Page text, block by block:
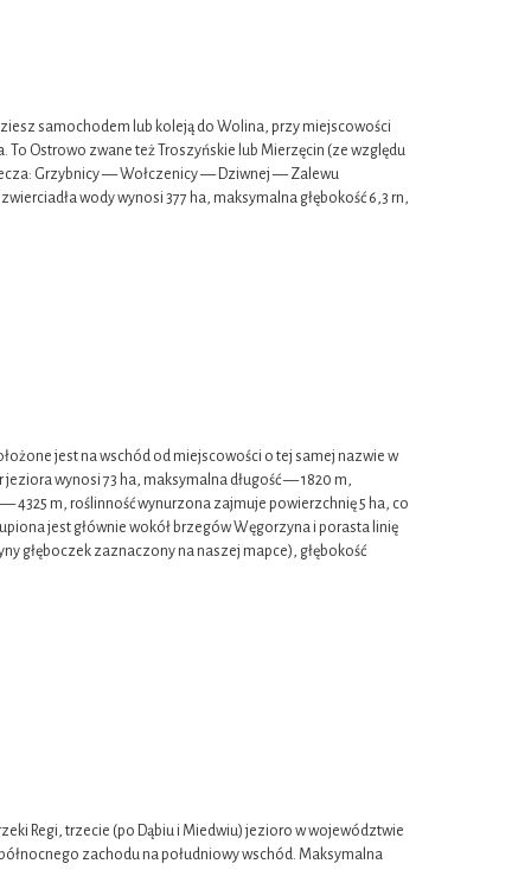
samochodem lub koleją do Wolina, przy miejscowości
Ostrowo zwane też Troszyńskie lub Mierzęcin (ze względu
Grzybnicy — Wołczenicy — Dziwnej — Zalewu
wody wynosi 377 ha, maksymalna głębokość 6,3 rn,
jest na wschód od miejscowości o tej samej nazwie w
wynosi 73 ha, maksymalna długość — 1820 m,
m, roślinność wynurzona zajmuje powierzchnię 5 ha, co
jest głównie wokół brzegów Węgorzyna i porasta linię
głęboczek zaznaczony na naszej mapce), głębokość
Regi, trzecie (po Dąbiu i Miedwiu) jezioro w województwie
zachodu na południowy wschód. Maksymalna